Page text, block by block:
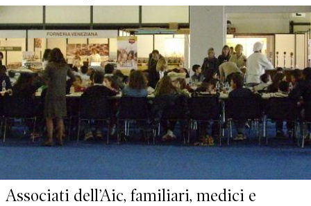
Associati dell’Aic, familiari, medici e